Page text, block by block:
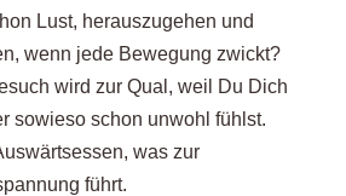
Lust, herauszugehen und
wenn jede Bewegung zwickt?
wird zur Qual, weil Du Dich
sowieso schon unwohl fühlst.
was zur
führt.